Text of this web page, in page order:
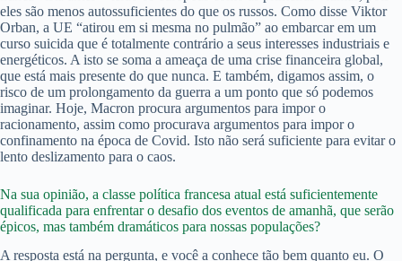
eles são menos autossuficientes do que os russos. Como disse Viktor
Orban, a UE “atirou em si mesma no pulmão” ao embarcar em um
curso suicida que é totalmente contrário a seus interesses industriais e
energéticos. A isto se soma a ameaça de uma crise financeira global,
que está mais presente do que nunca. E também, digamos assim, o
risco de um prolongamento da guerra a um ponto que só podemos
imaginar. Hoje, Macron procura argumentos para impor o
racionamento, assim como procurava argumentos para impor o
confinamento na época de Covid. Isto não será suficiente para evitar o
lento deslizamento para o caos.
Na sua opinião, a classe política francesa atual está suficientemente
qualificada para enfrentar o desafio dos eventos de amanhã, que serão
épicos, mas também dramáticos para nossas populações?
A resposta está na pergunta, e você a conhece tão bem quanto eu. O